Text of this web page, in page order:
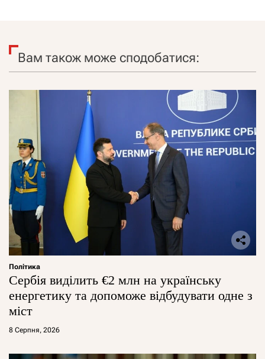
Вам також може сподобатися:
Політика
Сербія виділить €2 млн на українську
енергетику та допоможе відбудувати одне з
міст
8 Серпня, 2026